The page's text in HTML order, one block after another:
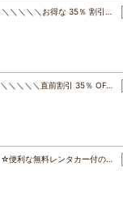
＼＼＼＼＼お得な 35％ 割引…
＼＼＼＼＼直前割引 35％ OF…
☆便利な無料レンタカー付の…